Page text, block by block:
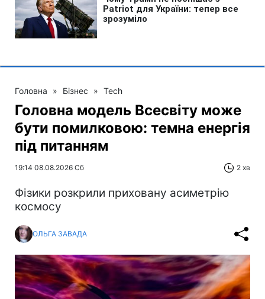
Головна » Бізнес » Tech
Головна модель Всесвіту може
бути помилковою: темна енергія
під питанням
19:14 08.08.2026 Сб 2 хв
Фізики розкрили приховану асиметрію
космосу
ОЛЬГА ЗАВАДА